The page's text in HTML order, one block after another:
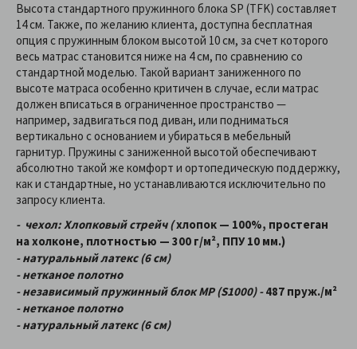
Высота стандартного пружинного блока SP (TFK) составляет
14 см. Также, по желанию клиента, доступна бесплатная
опция с пружинным блоком высотой 10 см, за счет которого
весь матрас становится ниже на 4 см, по сравнению со
стандартной моделью. Такой вариант заниженного по
высоте матраса особенно критичен в случае, если матрас
должен вписаться в ограниченное пространство —
например, задвигаться под диван, или подниматься
вертикально с основанием и убираться в мебельный
гарнитур. Пружины с заниженной высотой обеспечивают
абсолютно такой же комфорт и ортопедическую поддержку,
как и стандартные, но устанавливаются исключительно по
запросу клиента.
- чехол: Хлопковый стрейч (хлопок — 100%, простеган
на холконе, плотностью — 300 г/м², ППУ 10 мм.)
- натуральный латекс (6 см)
- нетканое полотно
- независимый пружинный блок MP (S1000) -487 пруж./м²
- нетканое полотно
- натуральный латекс (6 см)